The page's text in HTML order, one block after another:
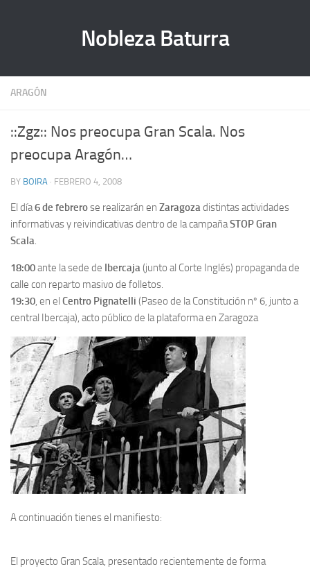
Nobleza Baturra
ARAGÓN
::Zgz:: Nos preocupa Gran Scala. Nos
preocupa Aragón…
BY BOIRA · FEBRERO 4, 2008
El día6 de febrerose realizarán en Zaragozadistintas actividades
informativas y reivindicativas dentro de la campañaSTOP Gran
Scala.
18:00ante la sede de Ibercaja(junto al Corte Inglés) propaganda de
calle con reparto masivo de folletos.
19:30, en el Centro Pignatelli (Paseo de la Constitución nº 6, junto a
central Ibercaja), acto público de la plataforma en Zaragoza
A continuación tienes el manifiesto:
El proyecto Gran Scala, presentado recientemente de forma